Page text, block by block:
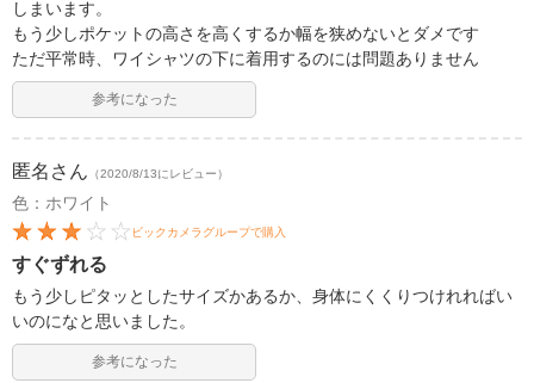
しまいます。
もう少しポケットの高さを高くするか幅を狭めないとダメです
ただ平常時、ワイシャツの下に着用するのには問題ありません
参考になった
匿名 さん （2020/8/13にレビュー）
色：ホワイト
ビックカメラグループで購入
すぐずれる
もう少しピタッとしたサイズかあるか、身体にくくりつけれればい
いのになと思いました。
参考になった